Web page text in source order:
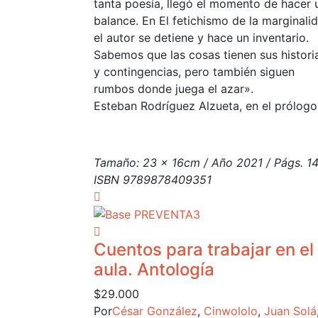
tanta poesía, llegó el momento de hacer
balance. En El fetichismo de la
el autor se detiene y hace un inventario.
Sabemos que las cosas tienen sus
y contingencias, pero también siguen
rumbos donde juega el azar».
Esteban Rodríguez Alzueta, en el
Tamaño: 23 x 16cm / Año 2021 / Págs.
ISBN 9789878409351
Cuentos para trabajar en el
aula. Antología
$29.000
PorCésar González, Cinwololo, Juan Solá,